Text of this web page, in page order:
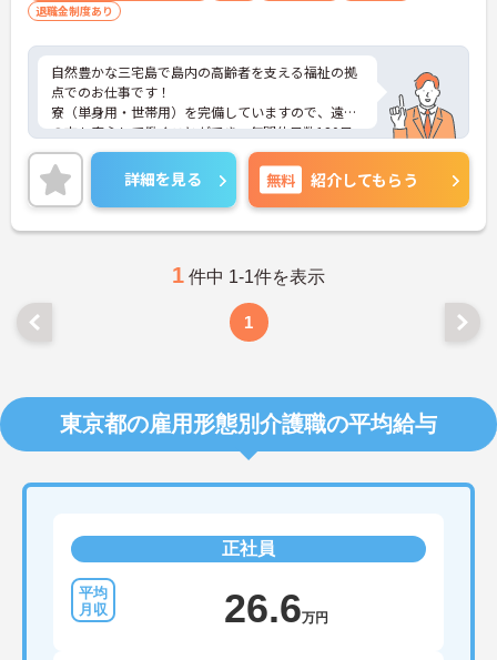
退職金制度あり
自然豊かな三宅島で島内の高齢者を支える福祉の拠
点でのお仕事です！
寮（単身用・世帯用）を完備していますので、遠方
の方も安心して働くことができ、年間休日数120日
以上、残業も少なめでプライベートとの両立もでき
る職場です。
ご興味ある方には、面接対策ポイントなど、さらに
詳細をお話しいたしますのでお気軽にご相談くださ
い。
詳細を見る 無料 紹介してもらう
1 件中 1-1件を表示
1
東京都の雇用形態別介護職の平均給与
正社員
26.6万円